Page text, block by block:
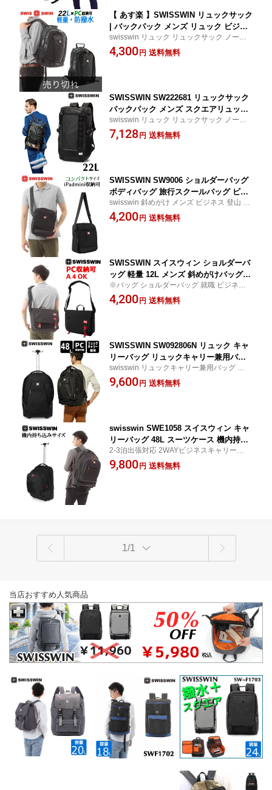
【 あす楽 】SWISSWIN リュックサック
| バックパック メンズ リュック ビジネ
スリュック 大容量 アウトドア リュック
サック 人気 高校生 大学生 通勤 通学 旅
swisswin リュック リュックサック ノート
PC ビジネス 登山 バッグ 旅行 通勤用 アウ
トドア 通学 おしゃれ デイパック
4,300 円 送料無料
SWISSWIN SW222681 リュックサック
バックパック メンズ スクエアリュック
バックパック ビジネスリュック ビジネ
ス バッグ デイパック22L
swisswin リュック リュックサック ノート
PC ビジネス 登山 バッグ 旅行 通勤用 アウ
トドア 通学 おしゃれ デイパック
7,128 円 送料無料
SWISSWIN SW9006 ショルダーバッグ
ボディバッグ 旅行スクールバッグ ビジ
ネスバッグ ショルダーバッグ メンズバ
ッグ レディース メッセンジャーバッグ
swisswin 斜めがけ メンズ ビジネス 登山 バ
ッグ 旅行 通勤用 アウトドア 通学 おしゃれ
出張 レジャー カバン
4,200 円 送料無料
SWISSWIN スイスウィン ショルダーバ
ッグ 軽量 12L メンズ 斜めがけバッグ
メッセージバッグ 鞄 アウトドア PCバ
ッグ おしゃれ 通勤 防水 通学 シンプル
※バッグ ショルダーバッグ 就職 ビジネス
旅行 通勤用 アウトドア outdoor 通学 おし
ゃれ メンズ 出張 カジュアル
4,200 円 送料無料
SWISSWIN SW092806N リュック キャ
リーバッグ リュックキャリー兼用バッ
グ 大容量 アウトドア リュックサック
キャスター付きバッグ バックパック 男
swisswin リュックキャリー兼用バッグ ノー
ト PC ビジネス 登山 バッグ 旅行 出張 カジ
ュアル 男女兼用
9,600 円 送料無料
swisswin SWE1058 スイスウィン キャ
リーバッグ 48L スーツケース 機内持ち
込み 軽量 撥水加工 旅行鞄 キャリーバ
ッグ キャリーケース トラベルバッグ 旅
2-3泊出張対応 2WAYビジネスキャリーバッ
グ デザイン性と機能性 機内持ち込み 大容
量で人気のスイスウィンのキャリーバッグ
9,800 円 送料無料
1/1
当店おすすめ人気商品